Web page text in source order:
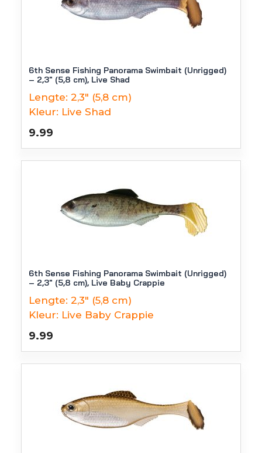
6th Sense Fishing Panorama Swimbait (Unrigged)
– 2,3″ (5,8 cm), Live Shad
Lengte: 2,3" (5,8 cm)
Kleur: Live Shad
9.99
6th Sense Fishing Panorama Swimbait (Unrigged)
– 2,3″ (5,8 cm), Live Baby Crappie
Lengte: 2,3" (5,8 cm)
Kleur: Live Baby Crappie
9.99